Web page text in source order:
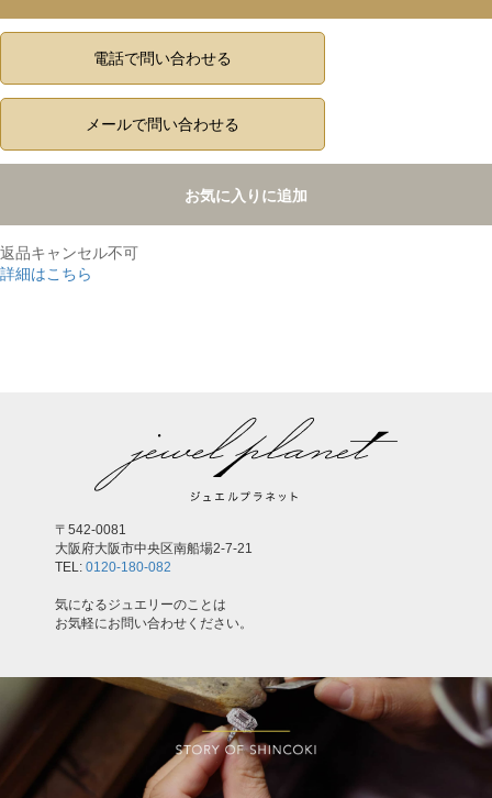
電話で問い合わせる
メールで問い合わせる
お気に入りに追加
返品キャンセル不可
詳細はこちら
〒542-0081
大阪府大阪市中央区南船場2-7-21
TEL: 0120-180-082
気になるジュエリーのことは
お気軽にお問い合わせください。